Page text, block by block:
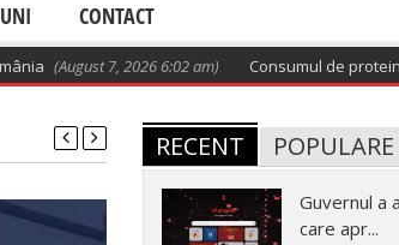
CONTACT
(August 7, 2026 6:02 am) Consumul de proteine și
RECENT POPULARE
Guvernul a
care apr...